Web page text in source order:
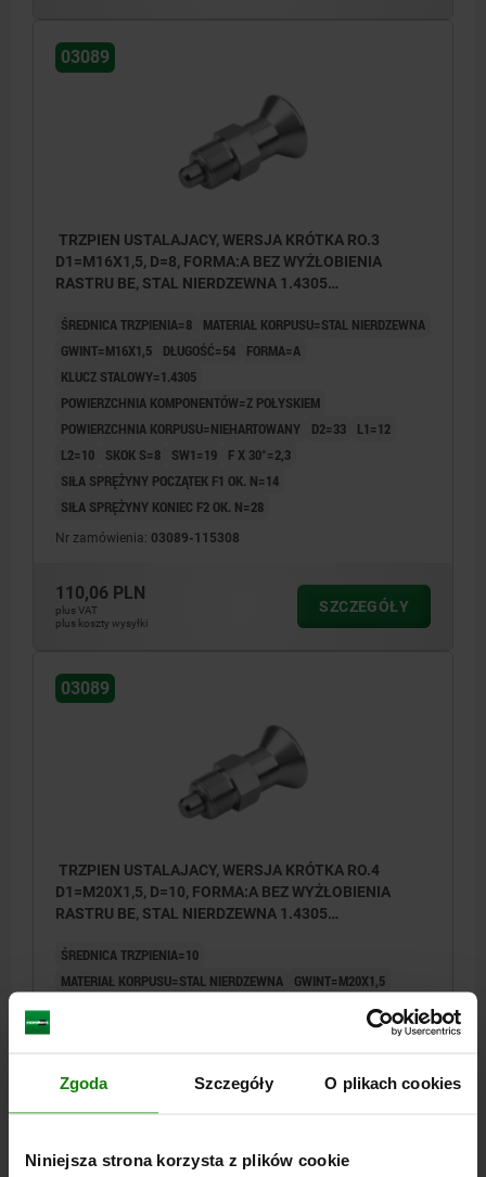
Zgoda Szczegóły O plikach cookies
Niniejsza strona korzysta z plików cookie
03089
TRZPIEN USTALAJACY, WERSJA KRÓTKA RO.3
D1=M16X1,5, D=8, FORMA:A BEZ WYŻŁOBIENIA
RASTRU BE, STAL NIERDZEWNA 1.4305
POLYSKIEM
ŚREDNICA TRZPIENIA=8
MATERIAŁ KORPUSU=STAL NIERDZEWNA
GWINT=M16X1,5
DŁUGOŚĆ=54
FORMA=A
KLUCZ STALOWY=1.4305
POWIERZCHNIA KOMPONENTÓW=Z POŁYSKIEM
POWIERZCHNIA KORPUSU=NIEHARTOWANY
D2=33
L1=12
L2=10
SKOK S=8 SW1=19
F X 30°=2,3
SIŁA SPRĘŻYNY POCZĄTEK F1 OK. N=14
SIŁA SPRĘŻYNY KONIEC F2 OK. N=28
Nr zamówienia: 03089-115308
110,06 PLN
plus VAT
plus koszty wysyłki
SZCZEGÓŁY
03089
TRZPIEN USTALAJACY, WERSJA KRÓTKA RO.4
D1=M20X1,5, D=10, FORMA:A BEZ WYŻŁOBIENIA
RASTRU BE, STAL NIERDZEWNA 1.4305
POLYSKIEM
ŚREDNICA TRZPIENIA=10
MATERIAŁ KORPUSU=STAL NIERDZEWNA
GWINT=M20X1,5
L2=12 SKOK S=10 SW1=22 F X 30°=2,8
SIŁA SPRĘŻYNY POCZĄTEK F1 OK. N=15
Nr zamówienia:03089-115410